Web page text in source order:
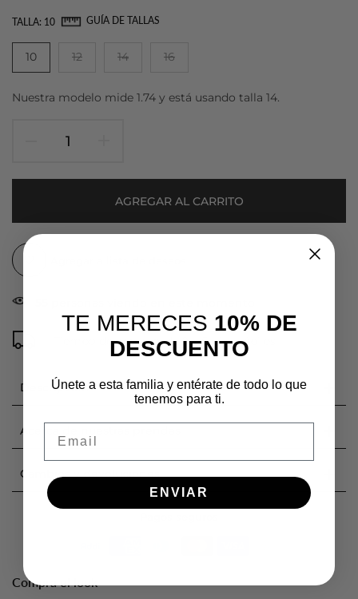
TALLA: 10 GUÍA DE TALLAS
10 12 14 16
Nuestra modelo mide 1.74 y está usando talla 14.
AGREGAR AL CARRITO
Tiempo de entrega: de 2 a 5 días hábiles
Descripción
Acerca de nuestras prendas
Cambios y devoluciones
Compra el look
TE MERECES 10% DE
DESCUENTO
Únete a esta familia y entérate de todo lo que
tenemos para ti.
ENVIAR